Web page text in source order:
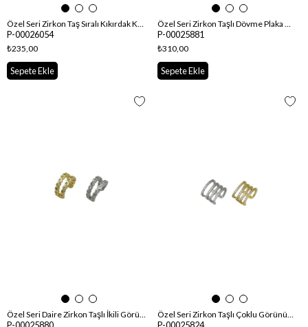
Özel Seri Zirkon Taş Sıralı Kıkırdak Küpe
P-00026054
₺235,00
Sepete Ekle
Özel Seri Zirkon Taşlı Dövme Plaka Model İkili Görünüm Kıkırdak Küpe
P-00025881
₺310,00
Sepete Ekle
Özel Seri Daire Zirkon Taşlı İkili Görünüm Kıkırdak Küpe
P-00025880
Özel Seri Zirkon Taşlı Çoklu Görünüm Kıkırdak Küpe
P-00025824